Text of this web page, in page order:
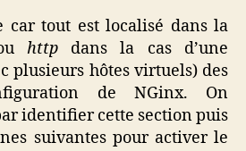
car tout est localisé dans la
httpdans la cas d’une
plusieurs hôtes virtuels) des
de NGinx. On
identifier cette section puis
suivantes pour activer le